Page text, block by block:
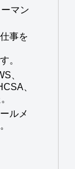
マン
事を
。
、
、
ルメ